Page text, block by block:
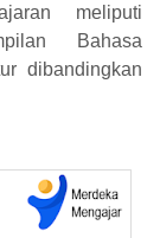
meliputi
Bahasa
dibandingkan